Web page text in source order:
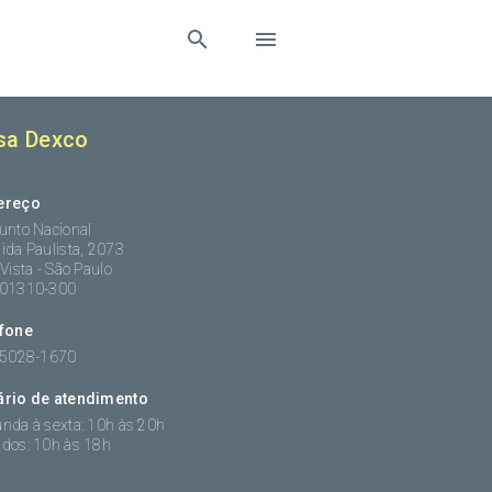
Dexco
Nacional
Paulista, 2073
- São Paulo
300
1670
de atendimento
à sexta: 10h às 20h
10h às 18h